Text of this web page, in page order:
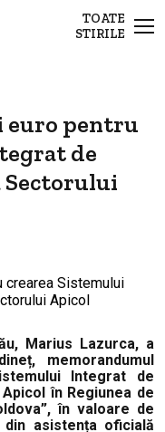
TOATE
STIRILE
euro pentru
de
Sectorului
Marius Lazurca, a
memorandumul
Integrat de
în Regiunea de
în valoare de
asistența oficială